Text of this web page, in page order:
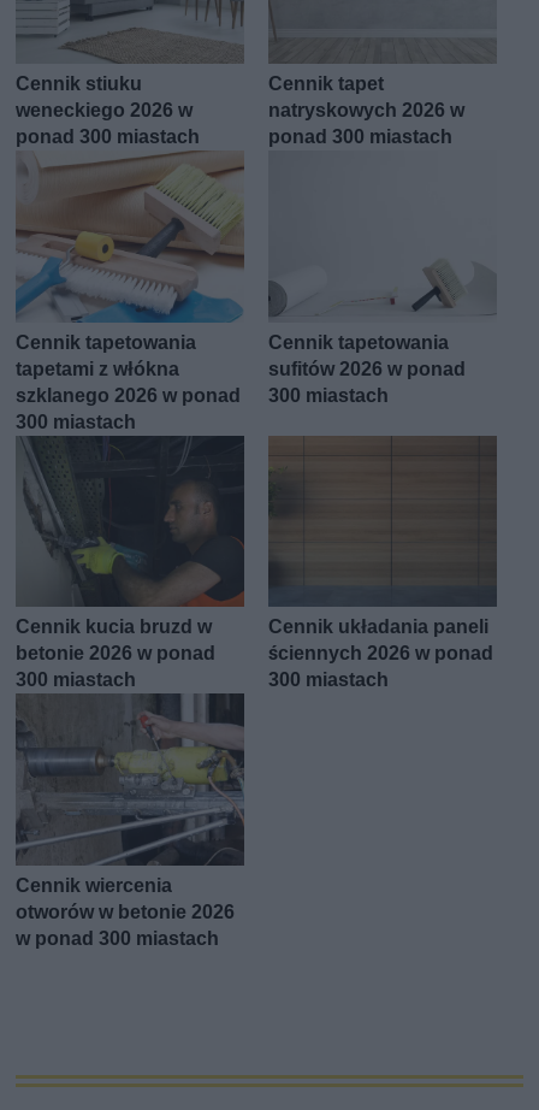
Cennik stiuku
weneckiego 2026 w
ponad 300 miastach
Cennik tapet
natryskowych 2026 w
ponad 300 miastach
Cennik tapetowania
tapetami z włókna
szklanego 2026 w ponad
300 miastach
Cennik tapetowania
sufitów 2026 w ponad
300 miastach
Cennik kucia bruzd w
betonie 2026 w ponad
300 miastach
Cennik układania paneli
ściennych 2026 w ponad
300 miastach
Cennik wiercenia
otworów w betonie 2026
w ponad 300 miastach